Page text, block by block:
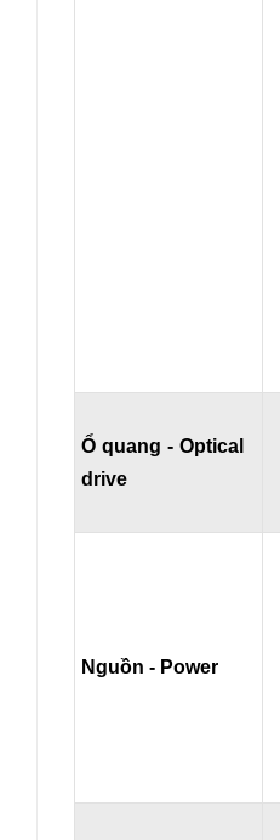
Ổ quang - Optical
drive
Nguồn - Power